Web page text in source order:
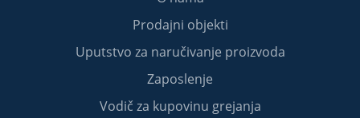
Prodajni objekti
Uputstvo za naručivanje proizvoda
Zaposlenje
Vodič za kupovinu grejanja